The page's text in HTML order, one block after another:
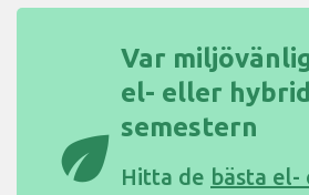
eco
Var
el- eller
semestern
Hitta de bästa el-